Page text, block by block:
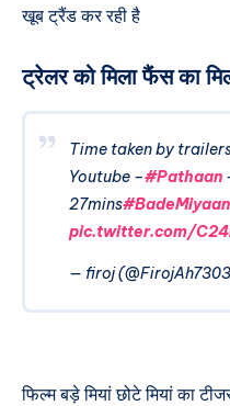
खूब ट्रैंड कर रही है
ट्रेलर को मिला फैंस का
Time taken by
Youtube –#Pathaan
27mins
pic.twitter.com/
— firoj
फिल्म बड़े मियां छोटे मियां का